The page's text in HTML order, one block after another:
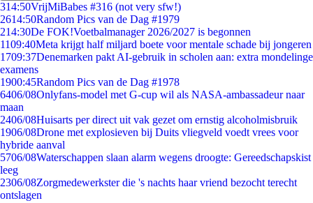
314:50VrijMiBabes #316 (not very sfw!)
2614:50Random Pics van de Dag #1979
214:30De FOK!Voetbalmanager 2026/2027 is begonnen
1109:40Meta krijgt half miljard boete voor mentale schade bij jongeren
1709:37Denemarken pakt AI-gebruik in scholen aan: extra mondelinge
examens
1900:45Random Pics van de Dag #1978
6406/08Onlyfans-model met G-cup wil als NASA-ambassadeur naar
maan
2406/08Huisarts per direct uit vak gezet om ernstig alcoholmisbruik
1906/08Drone met explosieven bij Duits vliegveld voedt vrees voor
hybride aanval
5706/08Waterschappen slaan alarm wegens droogte: Gereedschapskist
leeg
2306/08Zorgmedewerkster die 's nachts haar vriend bezocht terecht
ontslagen